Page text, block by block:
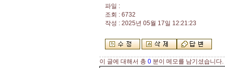
파일 :
조회 : 6732
작성 : 2025년 05월 17일 12:21:23
이 글에 대해서 총 0 분이 메모를 남기셨습니다.